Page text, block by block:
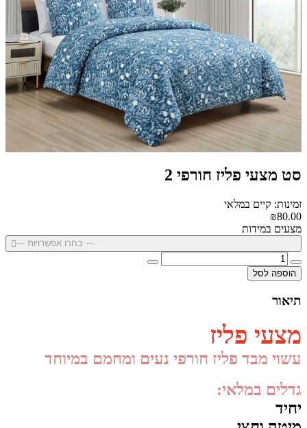
סט מצעי פליז חורפי 2
זמינות: קיים במלאי
₪80.00
מצעים במידות
--- בחרו אפשרויות ---
הוספה לסל
תיאור
מצעי פליז
עשוי מבד פליז חורפי נעים ומחמם במיוחד
גדלים במלאי:
יחיד